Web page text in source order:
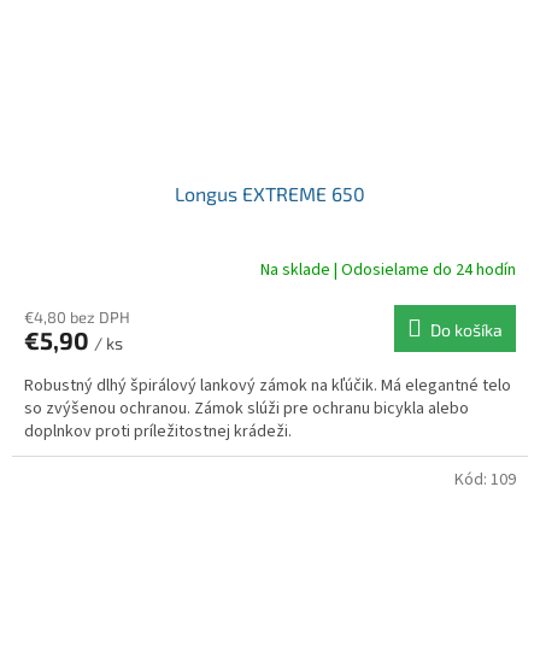
Longus EXTREME 650
Na sklade | Odosielame do 24 hodín
€4,80 bez DPH
€5,90 / ks
Do košíka
Robustný dlhý špirálový lankový zámok na kľúčik. Má elegantné telo
so zvýšenou ochranou. Zámok slúži pre ochranu bicykla alebo
doplnkov proti príležitostnej krádeži.
Kód: 109